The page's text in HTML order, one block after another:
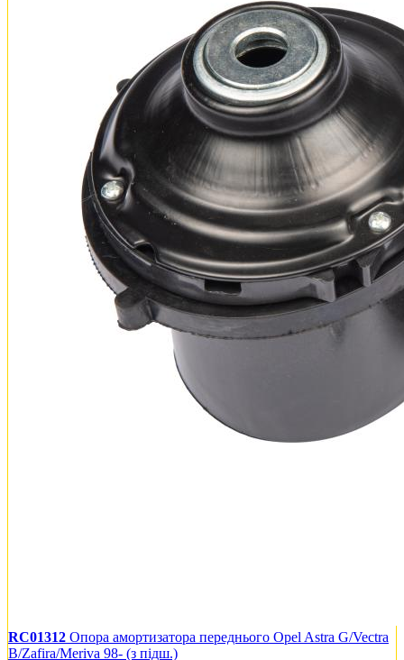
RC01312 Опора амортизатора переднього Opel Astra G/Vectra
B/Zafira/Meriva 98- (з підш.)